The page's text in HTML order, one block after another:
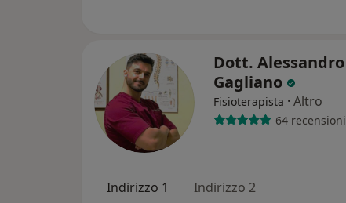
Dott. Alessandro
Gagliano
Fisioterapista · Altro
64 recensioni
Indirizzo 1 Indirizzo 2